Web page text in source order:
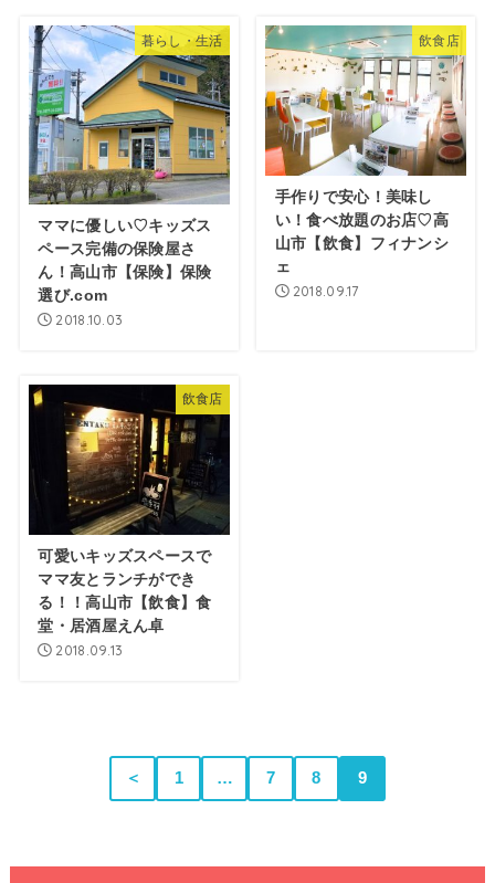
暮らし・生活
ママに優しい♡キッズス
ペース完備の保険屋さ
ん！高山市【保険】保険
選び.com
2018.10.03
飲食店
手作りで安心！美味し
い！食べ放題のお店♡高
山市【飲食】フィナンシ
ェ
2018.09.17
飲食店
可愛いキッズスペースで
ママ友とランチができ
る！！高山市【飲食】食
堂・居酒屋えん卓
2018.09.13
＜ 1 … 7 8 9